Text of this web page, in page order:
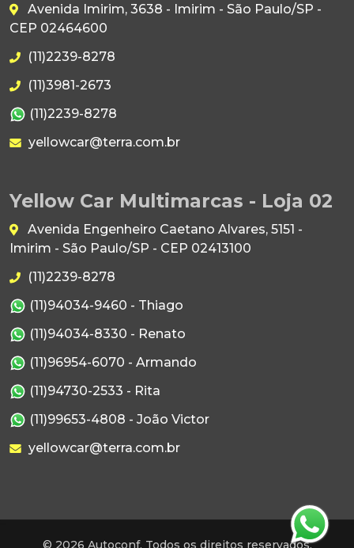
Avenida Imirim, 3638 - Imirim - São Paulo/SP -
CEP 02464600
(11)2239-8278
(11)3981-2673
(11)2239-8278
yellowcar@terra.com.br
Yellow Car Multimarcas - Loja 02
Avenida Engenheiro Caetano Alvares, 5151 -
Imirim - São Paulo/SP - CEP 02413100
(11)2239-8278
(11)94034-9460 - Thiago
(11)94034-8330 - Renato
(11)96954-6070 - Armando
(11)94730-2533 - Rita
(11)99653-4808 - João Victor
yellowcar@terra.com.br
© 2026 Autoconf. Todos os direitos reservados.